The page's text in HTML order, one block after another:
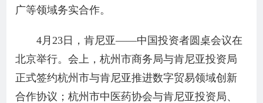
广等领域务实合作。
4月23日，肯尼亚——中国投资者圆桌会议在
北京举行。会上，杭州市商务局与肯尼亚投资局
正式签约杭州市与肯尼亚推进数字贸易领域创新
合作协议；杭州市中医药协会与肯尼亚投资局、